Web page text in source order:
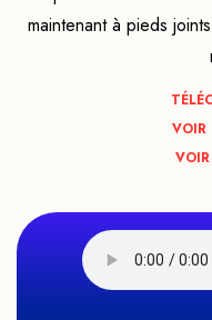
maintenant à pieds
VOIR